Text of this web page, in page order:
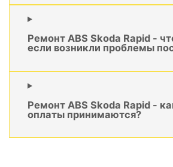
Ремонт ABS Skoda Rapid -
если возникли проблемы
Ремонт ABS Skoda Rapid -
оплаты принимаются?